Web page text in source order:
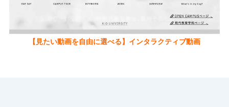
【見たい動画を自由に選べる】インタラクティブ動画